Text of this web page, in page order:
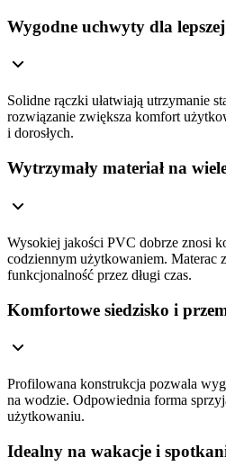
Wygodne uchwyty dla
Solidne rączki ułatwiają utrzymanie
rozwiązanie zwiększa komfort
i dorosłych.
Wytrzymały materiał na
Wysokiej jakości PVC dobrze znosi
codziennym użytkowaniem. Materac
funkcjonalność przez długi czas.
Komfortowe siedzisko i
Profilowana konstrukcja pozwala
na wodzie. Odpowiednia forma
użytkowaniu.
Idealny na wakacje i